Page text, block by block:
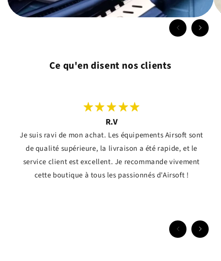
Ce qu'en disent nos clients
R.V
Je suis ravi de mon achat. Les équipements Airsoft sont
de qualité supérieure, la livraison a été rapide, et le
service client est excellent. Je recommande vivement
cette boutique à tous les passionnés d'Airsoft !